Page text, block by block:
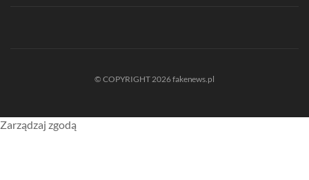
© COPYRIGHT 2026 fakenews.pl
Zarządzaj zgodą